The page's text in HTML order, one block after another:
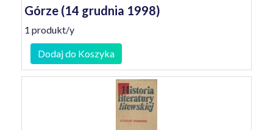
Górze (14 grudnia 1998)
1 produkt/y
Dodaj do Koszyka